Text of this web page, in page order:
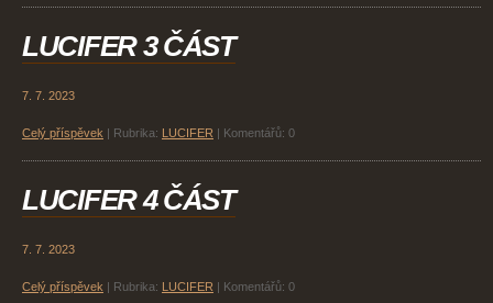
LUCIFER 3 ČÁST
7. 7. 2023
Celý příspěvek Rubrika: LUCIFER Komentářů: 0
LUCIFER 4 ČÁST
7. 7. 2023
Celý příspěvek Rubrika: LUCIFER Komentářů: 0